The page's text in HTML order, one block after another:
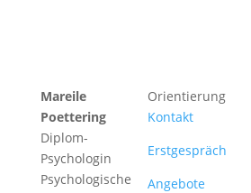
Mareile
Poettering
Diplom-
Psychologin
Psychologische
Orientierung
Kontakt
Erstgespräch
Angebote